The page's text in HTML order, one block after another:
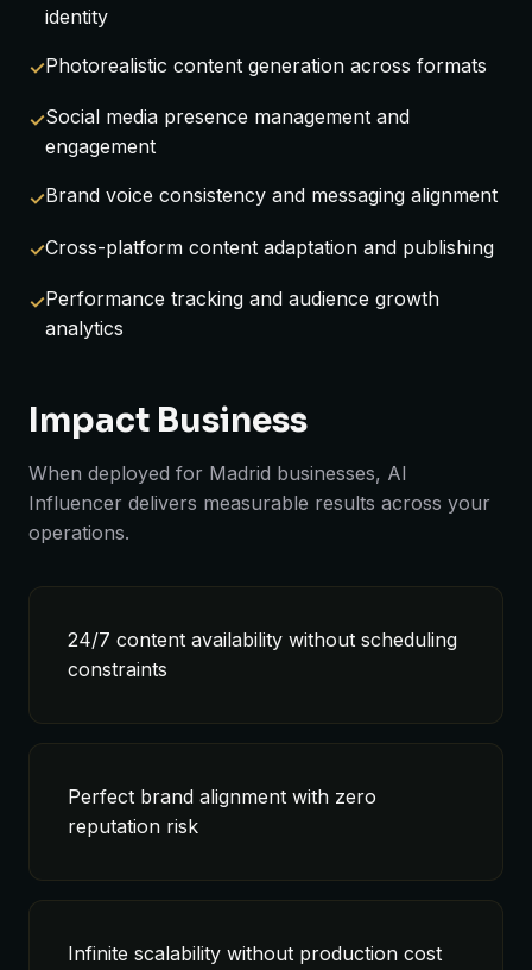
identity
Photorealistic content generation across formats
Social media presence management and
engagement
Brand voice consistency and messaging alignment
Cross-platform content adaptation and publishing
Performance tracking and audience growth
analytics
Impact Business
When deployed for Madrid businesses, AI
Influencer delivers measurable results across your
operations.
24/7 content availability without scheduling
constraints
Perfect brand alignment with zero
reputation risk
Infinite scalability without production cost